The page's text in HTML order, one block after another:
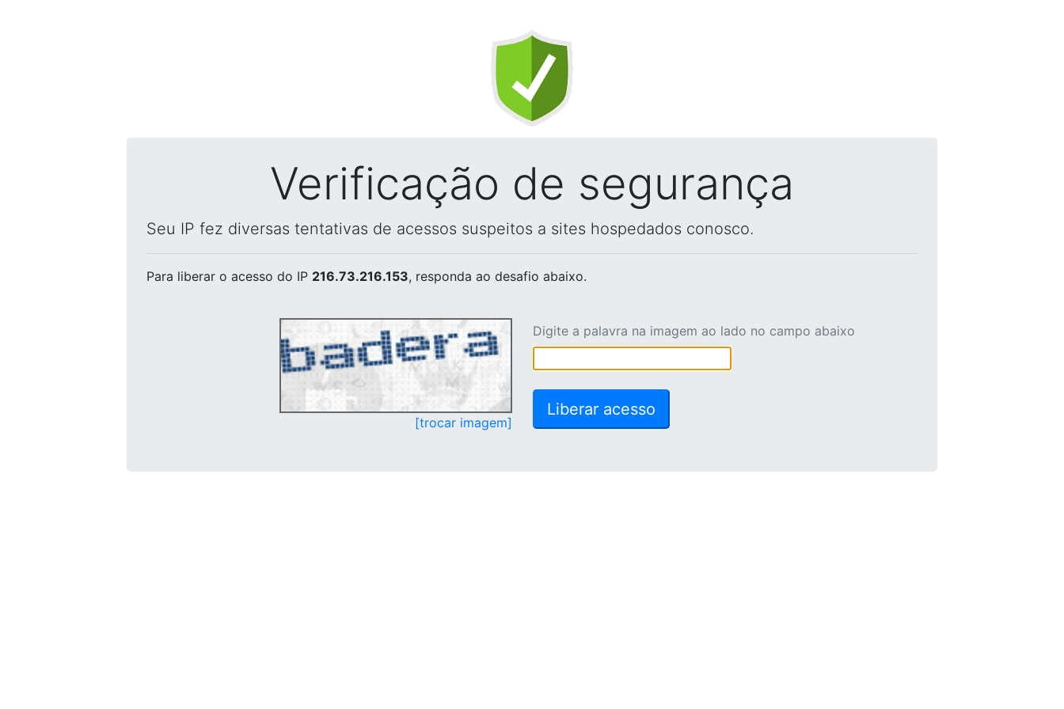
Verificação de segurança
Seu IP fez diversas tentativas de acessos suspeitos a sites hospedados conosco.
Para liberar o acesso do IP 216.73.216.153, responda ao desafio abaixo.
[trocar imagem]
Digite a palavra na imagem ao lado no campo abaixo